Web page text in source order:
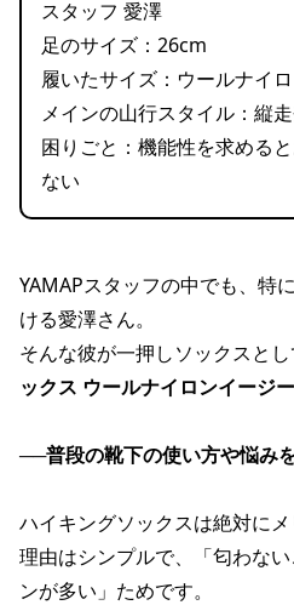
スタッフ 愛澤
足のサイズ：26cm
履いたサイズ：ウールナイ
メインの山行スタイル：縦
困りごと：機能性を求める
ない
YAMAPスタッフの中でも、特
ける愛澤さん。
そんな彼が一押しソックスと
ックス ウールナイロンイージ
──普段の靴下の使い方や悩み
ハイキングソックスは絶対に
理由はシンプルで、「匂わな
ンが多い」ためです。